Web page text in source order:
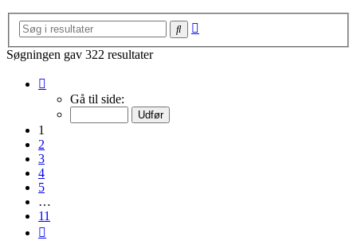
Søg
Søgningen gav 322 resultater
Gå til side:
1
2
3
4
5
…
11